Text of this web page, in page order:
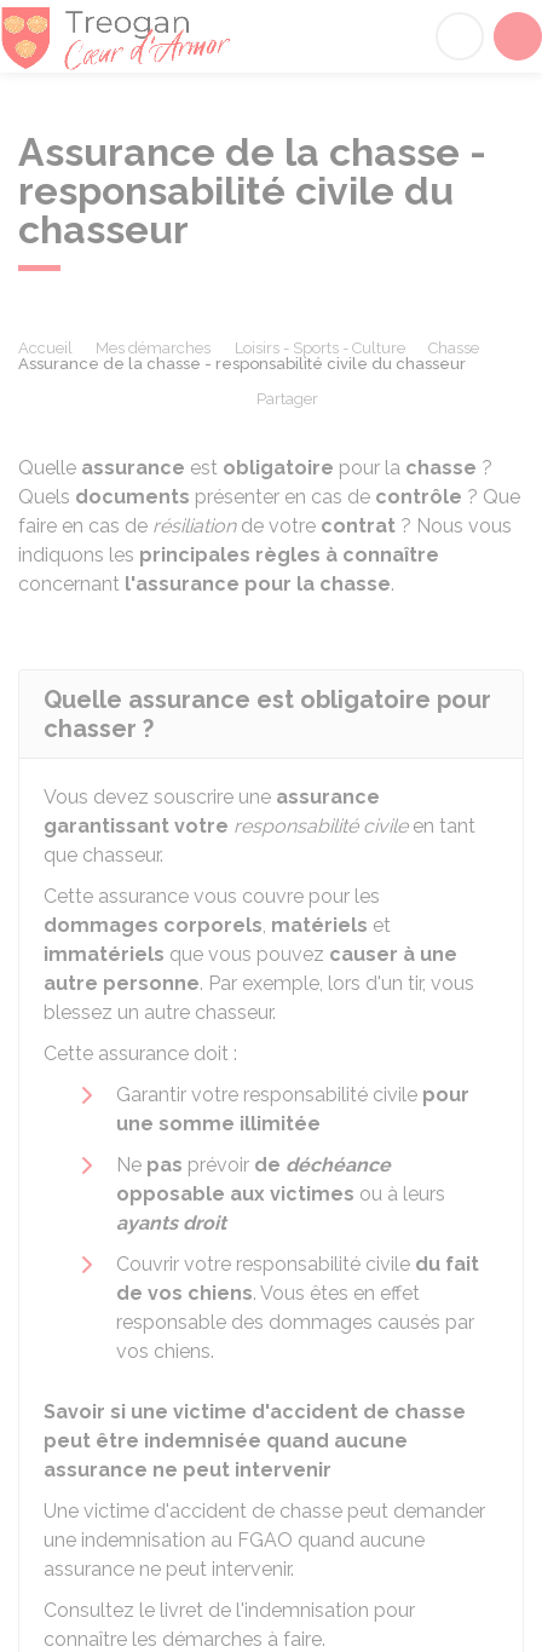
Assurance de la chasse -
responsabilité civile du
chasseur
Accueil Mes démarches Loisirs - Sports - Culture
Chasse
Assurance de la chasse - responsabilité civile du chasseur
Partager
Quelle assurance est obligatoire pour la chasse ?
Quels documents présenter en cas de contrôle ? Que
faire en cas de résiliationde votre contrat ? Nous vous
indiquons les principales règles à connaître
concernant l'assurance pour la chasse.
Quelle assurance est obligatoire pour
chasser ?
Vous devez souscrire une assurance
garantissant votre responsabilité civileen tant
que chasseur.
Cette assurance vous couvre pour les
dommages corporels, matériels et
immatériels que vous pouvez causer à une
autre personne. Par exemple, lors d'un tir, vous
blessez un autre chasseur.
Cette assurance doit :
Garantir votre responsabilité civile pour
une somme illimitée
Ne pas prévoir de déchéance
opposable aux victimes ou à leurs
ayants droit
Couvrir votre responsabilité civile du fait
de vos chiens. Vous êtes en effet
responsable des dommages causés par
vos chiens.
Savoir si une victime d'accident de chasse
peut être indemnisée quand aucune
assurance ne peut intervenir
Une victime d'accident de chasse peut demander
une indemnisation au FGAO quand aucune
assurance ne peut intervenir.
Consultez le livret de l'indemnisation pour
connaître les démarches à faire.